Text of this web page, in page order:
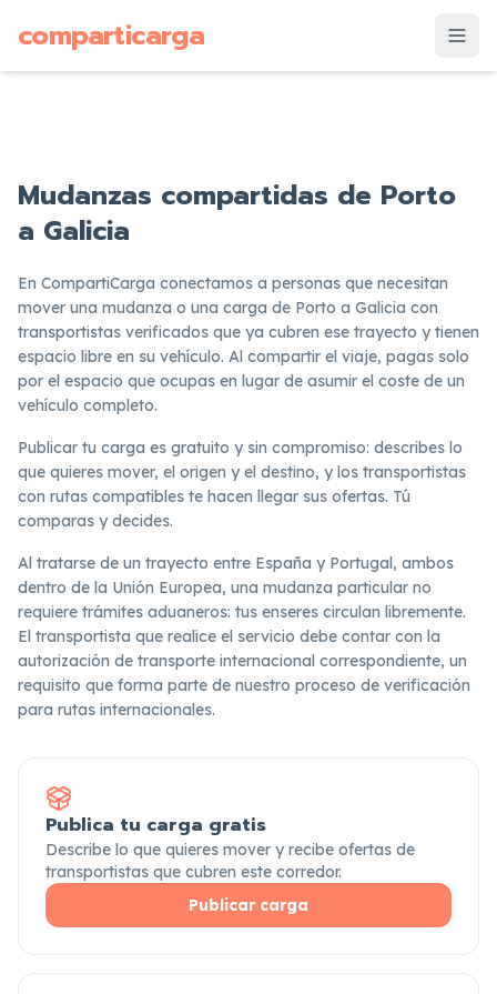
comparticarga
Mudanzas compartidas de Porto
a Galicia
En CompartiCarga conectamos a personas que necesitan
mover una mudanza o una carga de Porto a Galicia con
transportistas verificados que ya cubren ese trayecto y tienen
espacio libre en su vehículo. Al compartir el viaje, pagas solo
por el espacio que ocupas en lugar de asumir el coste de un
vehículo completo.
Publicar tu carga es gratuito y sin compromiso: describes lo
que quieres mover, el origen y el destino, y los transportistas
con rutas compatibles te hacen llegar sus ofertas. Tú
comparas y decides.
Al tratarse de un trayecto entre España y Portugal, ambos
dentro de la Unión Europea, una mudanza particular no
requiere trámites aduaneros: tus enseres circulan libremente.
El transportista que realice el servicio debe contar con la
autorización de transporte internacional correspondiente, un
requisito que forma parte de nuestro proceso de verificación
para rutas internacionales.
Publica tu carga gratis
Describe lo que quieres mover y recibe ofertas de
transportistas que cubren este corredor.
Publicar carga